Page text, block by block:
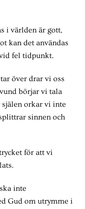
i världen är gott,
kan det användas
fel tidpunkt.
över drar vi oss
börjar vi tala
orkar vi inte
sinnen och
för att vi
inte
Gud om utrymme i